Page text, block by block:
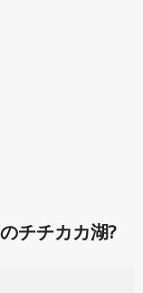
チチカカ湖?